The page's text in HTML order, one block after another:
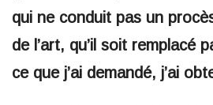
qui ne conduit pas un
de l’art, qu’il soit remplacé
ce que j’ai demandé, j’ai